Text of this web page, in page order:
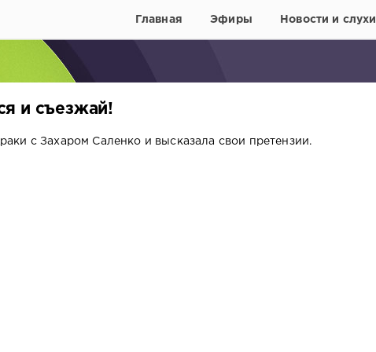
Главная Эфиры Новости и слухи
и съезжай!
с Захаром Саленко и высказала свои претензии.